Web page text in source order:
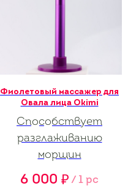
Фиолетовый массажер для
Овала лица Okimi
Способствует
разглаживанию
морщин
6 000 ₽ / 1 pc